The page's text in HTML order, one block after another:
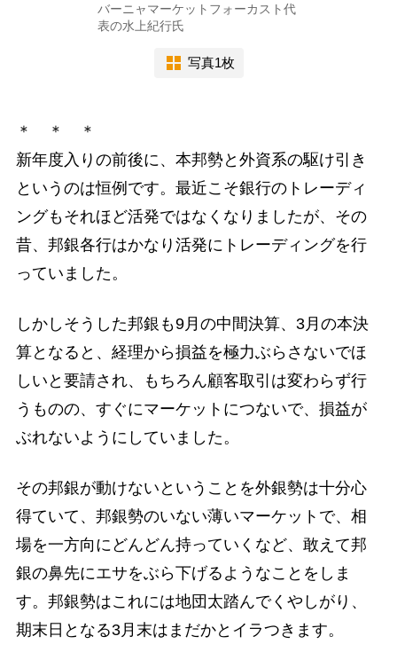
バーニャマーケットフォーカスト代
表の水上紀行氏
写真1枚
＊ ＊ ＊
新年度入りの前後に、本邦勢と外資系の駆け引き
というのは恒例です。最近こそ銀行のトレーディ
ングもそれほど活発ではなくなりましたが、その
昔、邦銀各行はかなり活発にトレーディングを行
っていました。
しかしそうした邦銀も9月の中間決算、3月の本決
算となると、経理から損益を極力ぶらさないでほ
しいと要請され、もちろん顧客取引は変わらず行
うものの、すぐにマーケットにつないで、損益が
ぶれないようにしていました。
その邦銀が動けないということを外銀勢は十分心
得ていて、邦銀勢のいない薄いマーケットで、相
場を一方向にどんどん持っていくなど、敢えて邦
銀の鼻先にエサをぶら下げるようなことをしま
す。邦銀勢はこれには地団太踏んでくやしがり、
期末日となる3月末はまだかとイラつきます。